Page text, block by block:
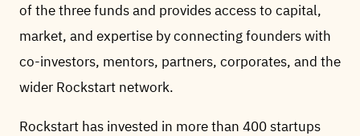
of the three funds and provides access to capital,
market, and expertise by connecting founders with
co-investors, mentors, partners, corporates, and the
wider Rockstart network.
Rockstart has invested in more than 400 startups